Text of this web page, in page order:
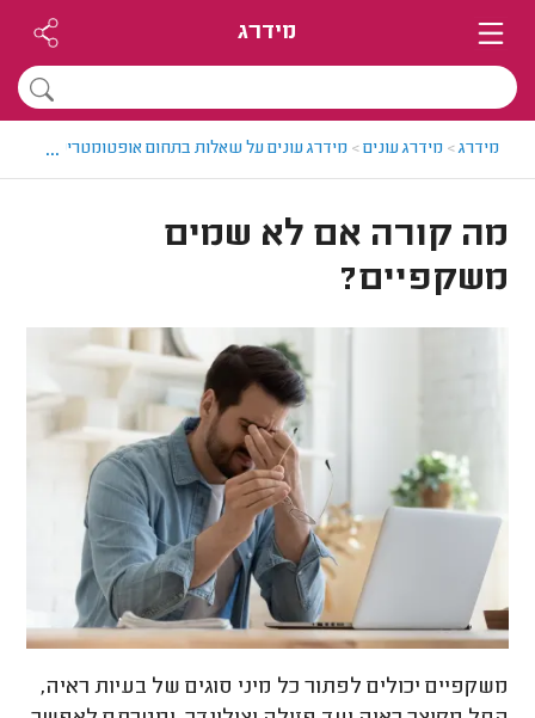
מידרג
מידרג> מידרג עונים> מידרג עונים על שאלות בתחום אופטומטריסטים
...
מה קורה אם לא שמים
משקפיים?
משקפיים יכולים לפתור כל מיני סוגים של בעיות ראיה,